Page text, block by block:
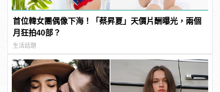
首位韓女團偶像下海！「蔡昇夏」天價片酬曝光，兩個
月狂拍40部？
生活話題